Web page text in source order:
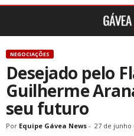
NEGOCIAÇÕES
Desejado pelo
Guilherme
seu futuro
Por Equipe Gávea News - 27 de junho